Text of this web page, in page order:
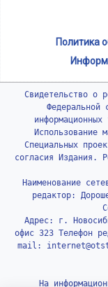
Политика
Свидетельство о
Федеральной
Использование
Специальных
согласия Издания.
Наименование
редактор:
Адрес: г.
офис 323 Телефон
mail:
На